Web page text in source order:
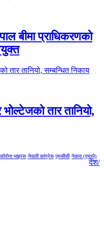
बीमा प्राधिकरणको
तार तानियो,
कोरोना भाइरस नेपाली कांग्रेस एमसीसी नेकपा (एमाले)
देश/